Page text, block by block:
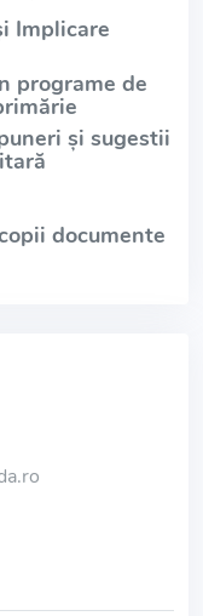
Implicare
programe de
și sugestii
documente